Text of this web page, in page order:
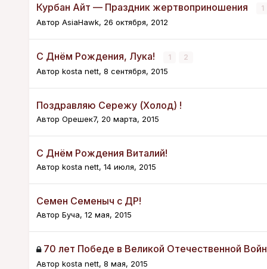
Курбан Айт — Праздник жертвоприношения 1
Автор AsiaHawk, 26 октября, 2012
С Днём Рождения, Лука! 1 2
Автор kosta nett, 8 сентября, 2015
Поздравляю Сережу (Холод) !
Автор Орешек7, 20 марта, 2015
С Днём Рождения Виталий!
Автор kosta nett, 14 июля, 2015
Семен Семеныч с ДР!
Автор Буча, 12 мая, 2015
70 лет Победе в Великой Отечественной
Автор kosta nett, 8 мая, 2015